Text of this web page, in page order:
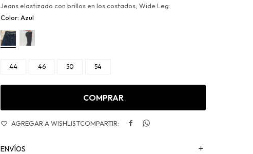
Jeans elastizado con brillos en los costados, Wide Leg.
Azul
44 46 50 54
COMPRAR
 
ENVÍOS